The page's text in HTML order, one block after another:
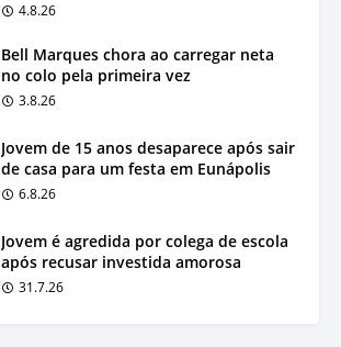
4.8.26
Bell Marques chora ao carregar neta
no colo pela primeira vez
3.8.26
Jovem de 15 anos desaparece após sair
de casa para um festa em Eunápolis
6.8.26
Jovem é agredida por colega de escola
após recusar investida amorosa
31.7.26